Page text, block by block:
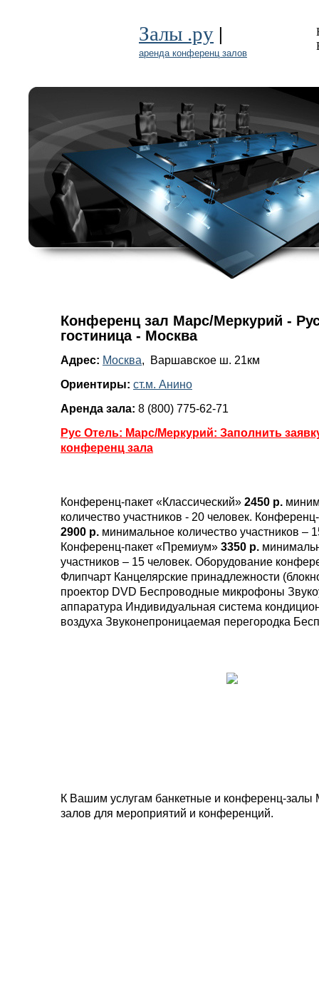
Залы .ру |
аренда конференц залов
Конференц зал Марс/Меркурий -
гостиница - Москва
Адрес: Москва, Варшавское ш. 21км
Ориентиры: ст.м. Анино
Аренда зала: 8 (800) 775-62-71
Рус Отель: Марс/Меркурий: Заполнить
конференц зала
Конференц-пакет «Классический» 2450 р.
количество участников - 20 человек.
2900 р. минимальное количество участников –
Конференц-пакет «Премиум» 3350 р.
участников – 15 человек. Оборудование
Флипчарт Канцелярские принадлежности
проектор DVD Беспроводные микрофоны
аппаратура Индивидуальная система
воздуха Звуконепроницаемая перегородка
К Вашим услугам банкетные и конференц-залы
залов для мероприятий и конференций.